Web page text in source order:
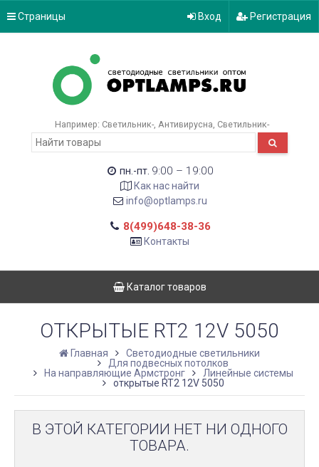
Страницы Вход Регистрация
Например: Светильник- Антивирусна Светильник-
пн.-пт. 9:00 – 19:00
Как нас найти
info@optlamps.ru
8(499)648-38-36
Контакты
Каталог товаров
ОТКРЫТЫЕ RT2 12V 5050
Главная
Светодиодные светильники
Для подвесных потолков
На направляющие Армстронг
Линейные системы
открытые RT2 12V 5050
В ЭТОЙ КАТЕГОРИИ НЕТ НИ ОДНОГО
ТОВАРА.